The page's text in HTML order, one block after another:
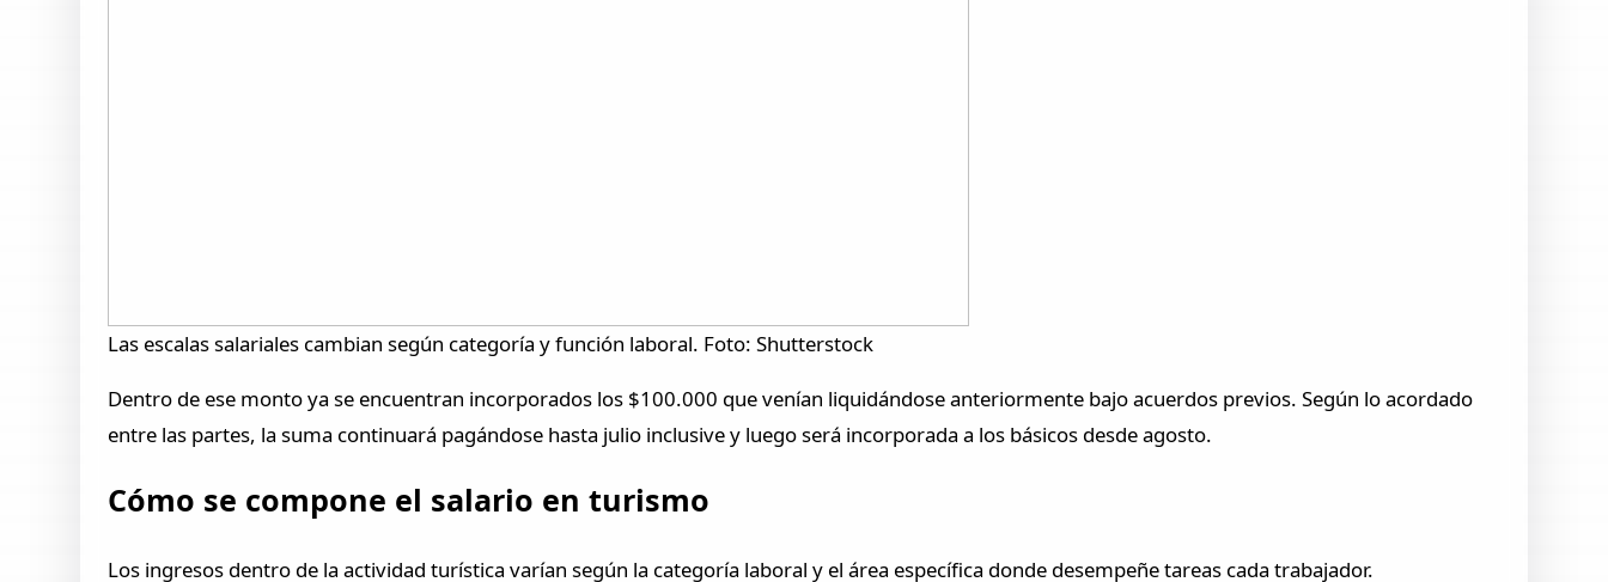
Las escalas salariales cambian según categoría y función laboral. Foto: Shutterstock
Dentro de ese monto ya se encuentran incorporados los $100.000 que venían liquidándose anteriormente bajo acuerdos previos. Según lo acordado
entre las partes, la suma continuará pagándose hasta julio inclusive y luego será incorporada a los básicos desde agosto.
Cómo se compone el salario en turismo
Los ingresos dentro de la actividad turística varían según la categoría laboral y el área específica donde desempeñe tareas cada trabajador.